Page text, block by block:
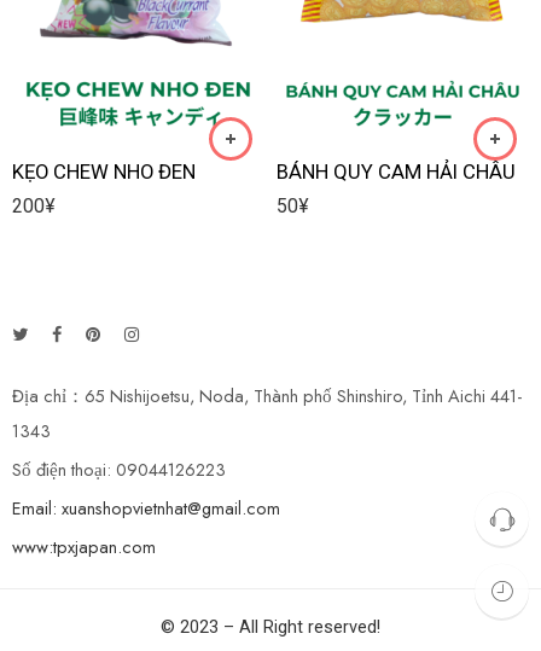
KẸO CHEW NHO ĐEN
200¥
BÁNH QUY CAM HẢI CHÂU
50¥
Địa chỉ：65 Nishijoetsu, Noda, Thành phố Shinshiro, Tỉnh Aichi 441-
1343
Số điện thoại: 09044126223
Email: xuanshopvietnhat@gmail.com
www:tpxjapan.com
© 2023 – All Right reserved!